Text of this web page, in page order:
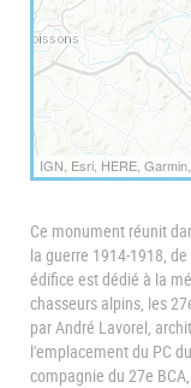
IGN, Esri, HERE,
Ce monument réunit
la guerre 1914-1918,
édifice est dédié à la
chasseurs alpins, les
par André Lavorel,
l'emplacement du PC
compagnie du 27e